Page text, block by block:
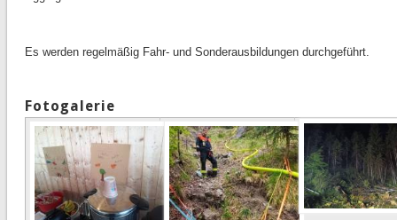
Es werden regelmäßig Fahr- und Sonderausbildungen durchgeführt.
Fotogalerie